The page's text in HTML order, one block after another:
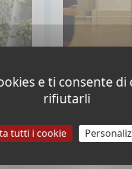
e ti consente
rifiutarli
tutti i cookie